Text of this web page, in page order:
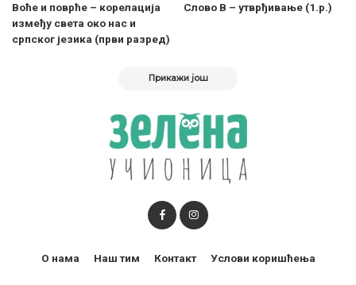
Воће и поврће – корелација
између света око нас и
српског језика (први разред)
Слово В – утврђивање (1.р.)
Прикажи још
О нама Наш тим Контакт Услови коришћења